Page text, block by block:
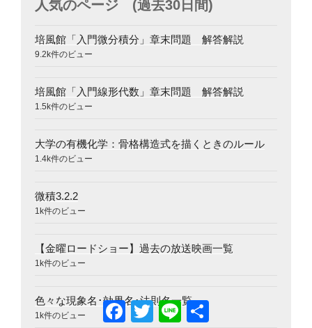
人気のページ (過去30日間)
培風館「入門微分積分」章末問題 解答解説
9.2k件のビュー
培風館「入門線形代数」章末問題 解答解説
1.5k件のビュー
大学の有機化学：骨格構造式を描くときのルール
1.4k件のビュー
微積3.2.2
1k件のビュー
【金曜ロードショー】過去の放送映画一覧
1k件のビュー
色々な現象名･効果名･法則名一覧
1k件のビュー
Facebook
TwitterLine